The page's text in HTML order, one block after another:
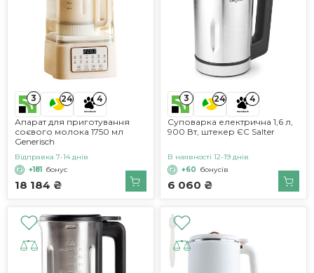
3 24 4
Апарат для приготування
соєвого молока 1750 мл
Generisch
18 184 ₴
Відправка 7-14 днів
+181
бонус
3 24 4
Cуповарка електрична 1,6 л,
900 Вт, штекер ЄС Salter
6 060 ₴
В наявності 12-19 днів
+60 бонусів